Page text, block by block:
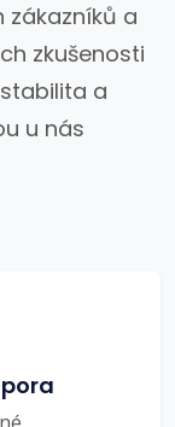
zákazníků a
zkušenosti
a
u nás